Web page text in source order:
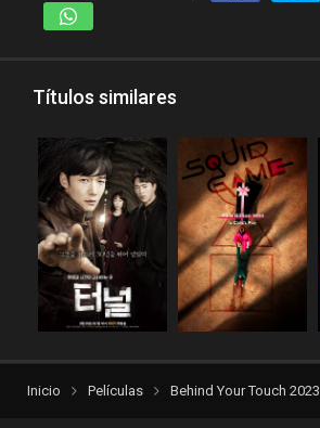
Títulos similares
Inicio Películas Behind Your Touch 2023